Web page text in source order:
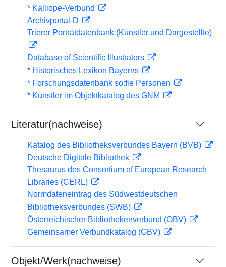
* Kalliope-Verbund
Archivportal-D
Trierer Porträtdatenbank (Künstler und Dargestellte)
Database of Scientific Illustrators
* Historisches Lexikon Bayerns
* Forschungsdatenbank so:fie Personen
* Künstler im Objektkatalog des GNM
Literatur(nachweise)
Katalog des Bibliotheksverbundes Bayern (BVB)
Deutsche Digitale Bibliothek
Thesaurus des Consortium of European Research
Libraries (CERL)
Normdateneintrag des Südwestdeutschen
Bibliotheksverbundes (SWB)
Österreichischer Bibliothekenverbund (OBV)
Gemeinsamer Verbundkatalog (GBV)
Objekt/Werk(nachweise)